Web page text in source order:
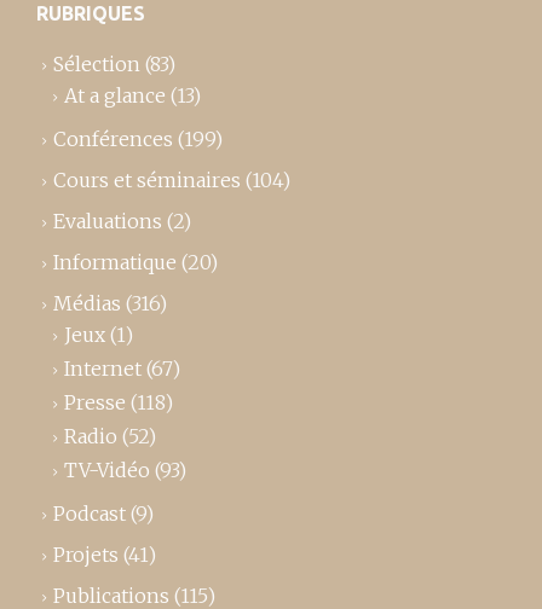
RUBRIQUES
Sélection (83)
At a glance (13)
Conférences (199)
Cours et séminaires (104)
Evaluations (2)
Informatique (20)
Médias (316)
Jeux (1)
Internet (67)
Presse (118)
Radio (52)
TV-Vidéo (93)
Podcast (9)
Projets (41)
Publications (115)